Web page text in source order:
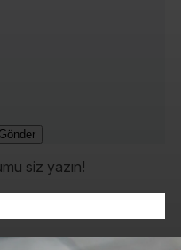
Gönder
siz yazın!